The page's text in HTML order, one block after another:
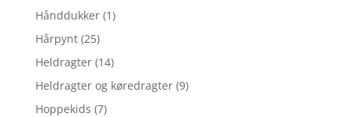
Hånddukker (1)
Hårpynt (25)
Heldragter (14)
Heldragter og køredragter (9)
Hoppekids (7)